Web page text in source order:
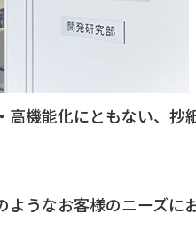
高機能化にともない、
ようなお客様のニーズ